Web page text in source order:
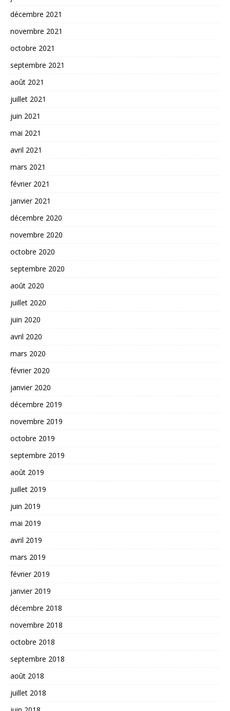
décembre 2021
novembre 2021
octobre 2021
septembre 2021
août 2021
juillet 2021
juin 2021
mai 2021
avril 2021
mars 2021
février 2021
janvier 2021
décembre 2020
novembre 2020
octobre 2020
septembre 2020
août 2020
juillet 2020
juin 2020
avril 2020
mars 2020
février 2020
janvier 2020
décembre 2019
novembre 2019
octobre 2019
septembre 2019
août 2019
juillet 2019
juin 2019
mai 2019
avril 2019
mars 2019
février 2019
janvier 2019
décembre 2018
novembre 2018
octobre 2018
septembre 2018
août 2018
juillet 2018